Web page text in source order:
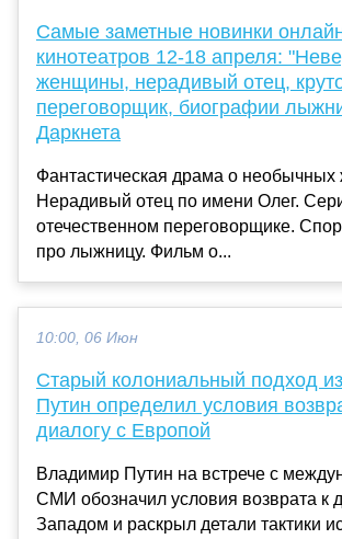
Самые заметные новинки
кинотеатров 12-18 апреля:
женщины, нерадивый отец,
переговорщик, биографии
Даркнета
Фантастическая драма о
Нерадивый отец по имени Олег.
отечественном переговорщике.
про лыжницу. Фильм о...
10:00, 06 Июн
Старый колониальный подход
Путин определил условия
диалогу с Европой
Владимир Путин на встрече с
СМИ обозначил условия возврата к
Западом и раскрыл детали тактики